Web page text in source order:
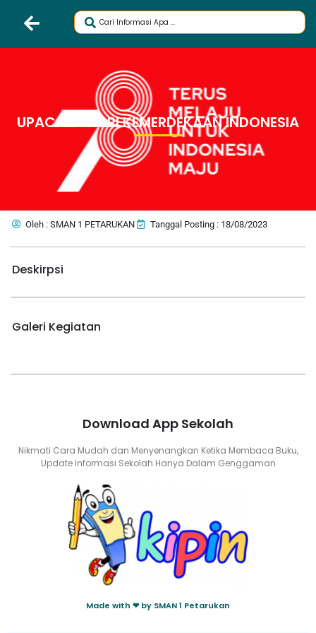
UPACARA HARI KEMERDEKAAN INDONESIA
Oleh : SMAN 1 PETARUKAN Tanggal Posting : 18/08/2023
Deskirpsi
Galeri Kegiatan
Download App Sekolah
Nikmati Cara Mudah dan Menyenangkan Ketika Membaca Buku,
Update Informasi Sekolah Hanya Dalam Genggaman
Made with ❤ by SMAN 1 Petarukan